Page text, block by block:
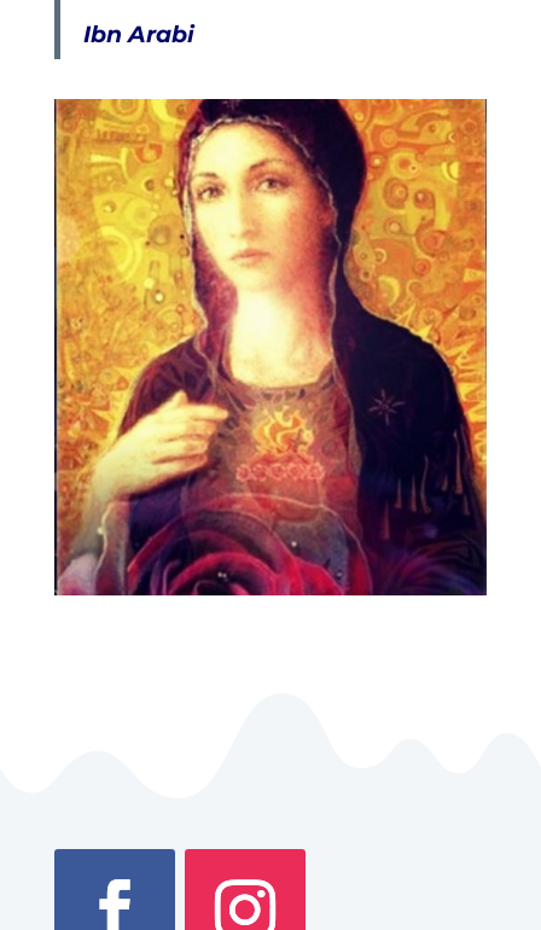
Ibn Arabi